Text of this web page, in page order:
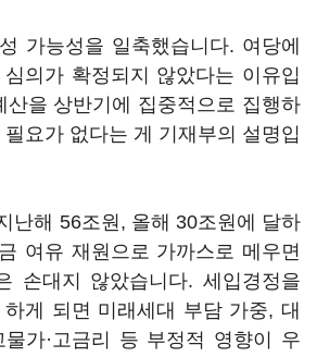
가능성을 일축했습니다. 여당에
의가 확정되지 않았다는 이유입
산을 상반기에 집중적으로 집행하
요가 없다는 게 기재부의 설명입
난해 56조원, 올해 30조원에 달하
여유 재원으로 가까스로 메우면
손대지 않았습니다. 세입경정을
게 되면 미래세대 부담 가중, 대
가·고금리 등 부정적 영향이 우